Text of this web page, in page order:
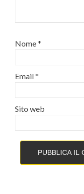
Nome*
Email*
Sito web